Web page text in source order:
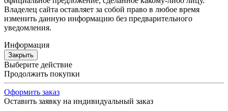
Владелец сайта оставляет за собой право в любое время
изменить данную информацию без предварительного
уведомления.
Информация
Закрыть
Выберите действие
Продолжить покупки
Оформить заказ
Оставить заявку на индивидуальный заказ